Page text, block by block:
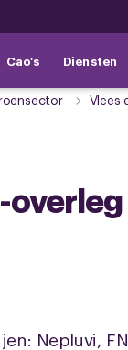
Cao's Diensten
Vlees
Nepluvi,